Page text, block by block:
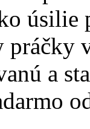
úsilie
práčky
a